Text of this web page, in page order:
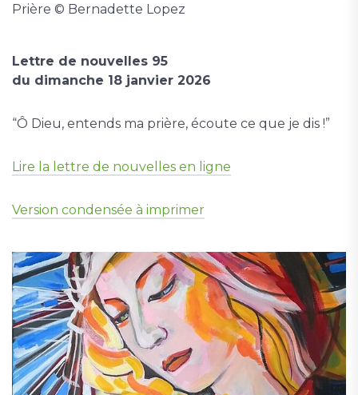
Prière © Bernadette Lopez
Lettre de nouvelles 95
du dimanche 18 janvier 2026
“Ô Dieu, entends ma prière, écoute ce que je dis !”
Lire la lettre de nouvelles en ligne
Version condensée à imprimer